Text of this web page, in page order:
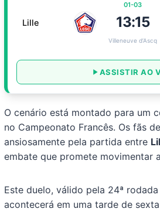
Lille
01-03
13:15
Villeneuve d’Ascq
ASSISTIR AO
O cenário está montado para um
no Campeonato Francês. Os fãs
ansiosamente pela partida entre
embate que promete movimentar
Este duelo, válido pela 24ª
acontecerá em uma tarde de